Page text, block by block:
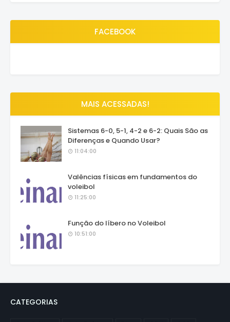
FACEBOOK
MAIS ACESSADAS!
Sistemas 6-0, 5-1, 4-2 e 6-2: Quais São as
Diferenças e Quando Usar?
11:04:00
Valências físicas em fundamentos do
voleibol
11:25:00
Função do líbero no Voleibol
10:51:00
CATEGORIAS